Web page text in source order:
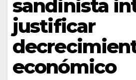
sandinista
justificar
económico